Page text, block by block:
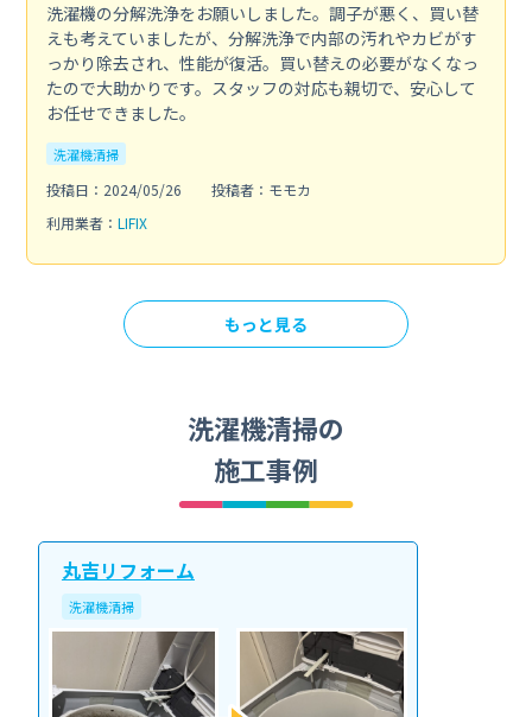
洗濯機の分解洗浄をお願いしました。調子が悪く、買い替
えも考えていましたが、分解洗浄で内部の汚れやカビがす
っかり除去され、性能が復活。買い替えの必要がなくなっ
たので大助かりです。スタッフの対応も親切で、安心して
お任せできました。
洗濯機清掃
投稿日：2024/05/26
投稿者：モモカ
利用業者： LIFIX
もっと見る
洗濯機清掃の
施工事例
丸吉リフォーム
洗濯機清掃